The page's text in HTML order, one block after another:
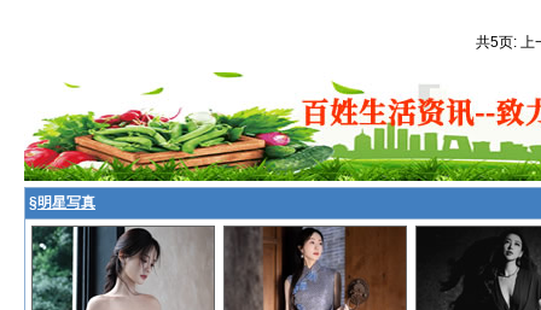
共5页:
§明星写真